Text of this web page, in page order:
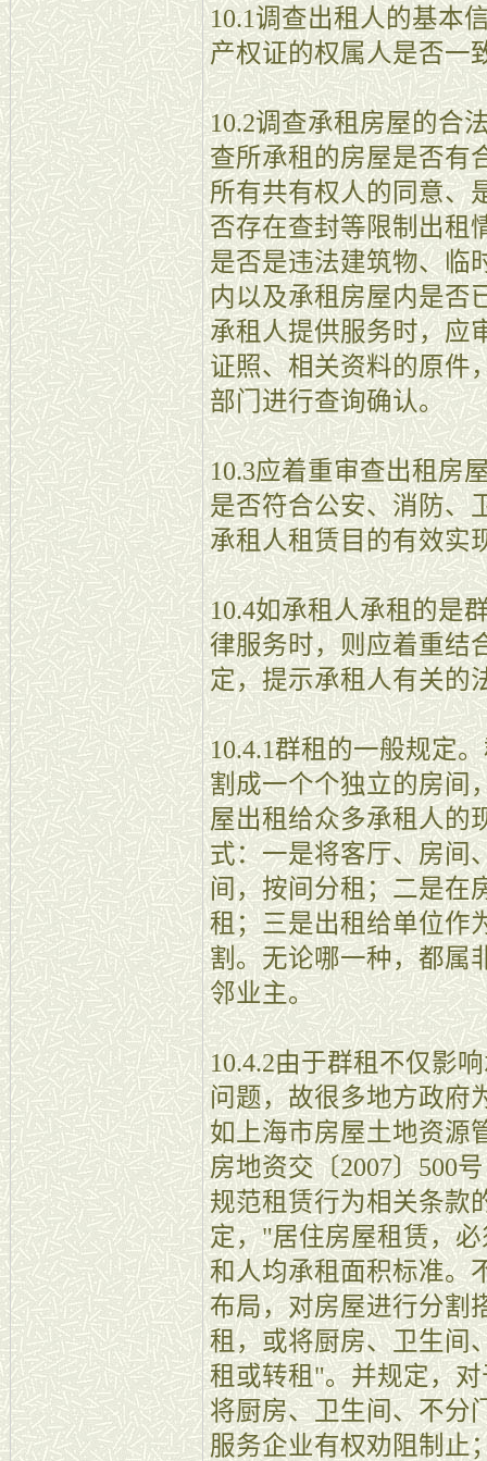
10.1调查出租人的基本
产权证的权属人是否一
10.2调查承租房屋的合
查所承租的房屋是否有
所有共有权人的同意、
否存在查封等限制出租
是否是违法建筑物、临
内以及承租房屋内是否
承租人提供服务时，应
证照、相关资料的原件
部门进行查询确认。
10.3应着重审查出租房
是否符合公安、消防、
承租人租赁目的有效实
10.4如承租人承租的是
律服务时，则应着重结
定，提示承租人有关的
10.4.1群租的一般规定
割成一个个独立的房间
屋出租给众多承租人的
式：一是将客厅、房间
间，按间分租；二是在
租；三是出租给单位作
割。无论哪一种，都属
邻业主。
10.4.2由于群租不仅影
问题，故很多地方政府
如上海市房屋土地资源
房地资交〔2007〕500
规范租赁行为相关条款
定，"居住房屋租赁，
和人均承租面积标准。
布局，对房屋进行分割
租，或将厨房、卫生间
租或转租"。并规定，
将厨房、卫生间、不分
服务企业有权劝阻制止